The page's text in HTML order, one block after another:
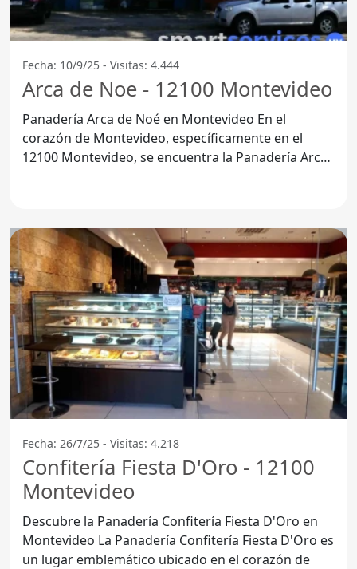
Fecha: 10/9/25 - Visitas: 4.444
Arca de Noe - 12100 Montevideo
Panadería Arca de Noé en Montevideo En el
corazón de Montevideo, específicamente en el
12100 Montevideo, se encuentra la Panadería Arca
Fecha: 26/7/25 - Visitas: 4.218
Confitería Fiesta D'Oro - 12100
Montevideo
Descubre la Panadería Confitería Fiesta D'Oro en
Montevideo La Panadería Confitería Fiesta D'Oro es
un lugar emblemático ubicado en el corazón de